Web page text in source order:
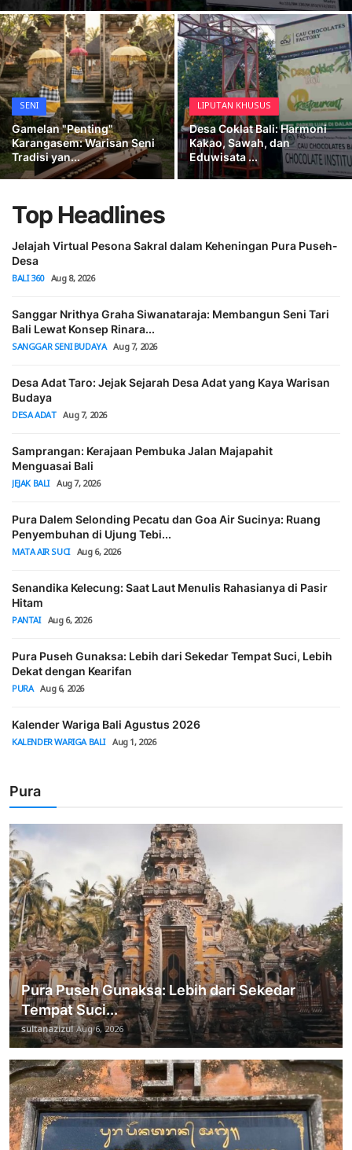
Usadha
Indonesia
Tradisi Sapi Gerumbungan yang Diadakan di Desa Kaliasem
Pura Penataran Agung Sekar Mukti lan Pundung: Jejak Tradisi dan Budaya Bali Pura Penataran Agung Desa Pangsan
Wariga Patemon: Merancang Pertemuan yang Selaras untuk Kecocokan dalam Hubungan dan Dunia Bisnis
Mengenal Celagi Landan Ocean, Pantai Baru di Nusa Penida yang Masih Alami
Pura Kawitan Keramas: Jejak Sri Nararya Kresna Kepakisan di Desa Sidan
Dari Dua Kata Menjadi Satu Arti: Memahami Kruna Satma sebagai Kata Majemuk dalam Bahasa Bali
Gamelan "Penting" Karangasem: Warisan Seni Tradisi yang Nyaris Punah
Desa Coklat Bali: Harmoni Kakao, Sawah, dan Eduwisata di Jantung Tabanan
SENI
Gamelan "Penting"
Karangasem: Warisan Seni
Tradisi yan...
LIPUTAN KHUSUS
Desa Coklat Bali: Harmoni
Kakao, Sawah, dan
Eduwisata ...
Top Headlines
Jelajah Virtual Pesona Sakral dalam Keheningan Pura Puseh-
Desa
BALI 360 Aug 8, 2026
Sanggar Nrithya Graha Siwanataraja: Membangun Seni Tari
Bali Lewat Konsep Rinara...
SANGGAR SENI BUDAYA Aug 7, 2026
Desa Adat Taro: Jejak Sejarah Desa Adat yang Kaya Warisan
Budaya
DESA ADAT Aug 7, 2026
Samprangan: Kerajaan Pembuka Jalan Majapahit
Menguasai Bali
JEJAK BALI Aug 7, 2026
Pura Dalem Selonding Pecatu dan Goa Air Sucinya: Ruang
Penyembuhan di Ujung Tebi...
MATA AIR SUCI Aug 6, 2026
Senandika Kelecung: Saat Laut Menulis Rahasianya di Pasir
Hitam
PANTAI Aug 6, 2026
Pura Puseh Gunaksa: Lebih dari Sekedar Tempat Suci, Lebih
Dekat dengan Kearifan
PURA Aug 6, 2026
Kalender Wariga Bali Agustus 2026
KALENDER WARIGA BALI Aug 1, 2026
Pura
Pura Puseh Gunaksa: Lebih dari Sekedar
Tempat Suci...
sultanazizulAug 6, 2026